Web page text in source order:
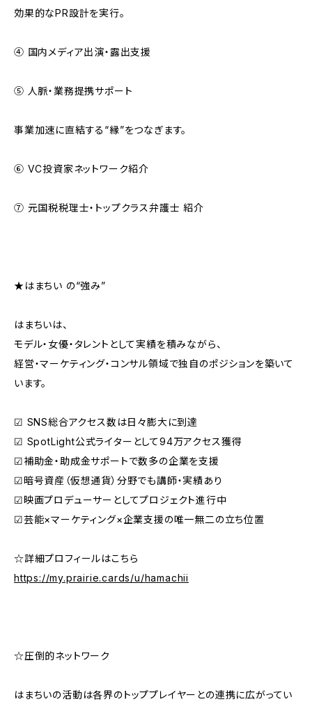
効果的なPR設計を実行。
④ 国内メディア出演・露出支援
⑤ 人脈・業務提携サポート
事業加速に直結する“縁”をつなぎます。
⑥ VC投資家ネットワーク紹介
⑦ 元国税税理士・トップクラス弁護士 紹介
★はまちい の“強み”
はまちいは、
モデル・女優・タレントとして実績を積みながら、
経営・マーケティング・コンサル領域で独自のポジションを築いて
います。
☑︎ SNS総合アクセス数は日々膨大に到達
☑︎ SpotLight公式ライターとして94万アクセス獲得
☑︎補助金・助成金サポートで数多の企業を支援
☑︎暗号資産（仮想通貨）分野でも講師・実績あり
☑︎映画プロデューサーとしてプロジェクト進行中
☑︎芸能×マーケティング×企業支援の唯一無二の立ち位置
☆詳細プロフィールはこちら
https://my.prairie.cards/u/hamachii
☆圧倒的ネットワーク
はまちいの活動は各界のトッププレイヤーとの連携に広がってい